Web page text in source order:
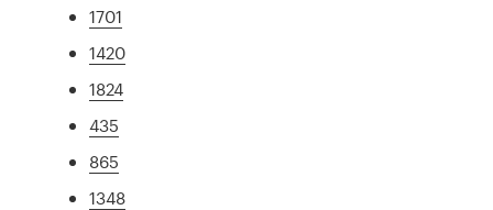
1701
1420
1824
435
865
1348